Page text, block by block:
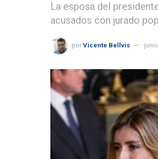
La esposa del
acusados con jurado
por Vicente Bellvis